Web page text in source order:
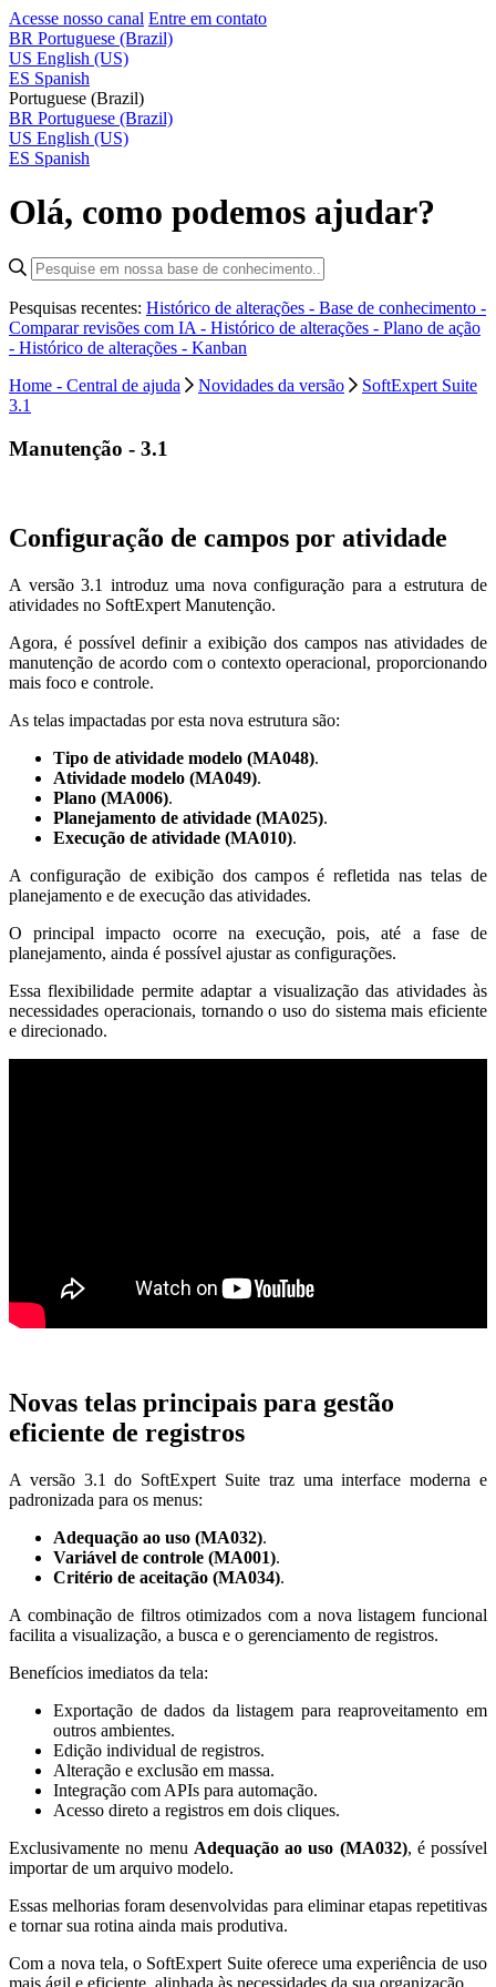
Acesse nosso canal Entre em contato
BR Portuguese (Brazil)
US English (US)
ES Spanish
Portuguese (Brazil)
BR Portuguese (Brazil)
US English (US)
ES Spanish
Olá, como podemos ajudar?
Pesquisas recentes: Histórico de alterações - Base de conhecimento -
Comparar revisões com IA - Histórico de alterações - Plano de ação
- Histórico de alterações - Kanban
Home - Central de ajuda
Novidades da versão
SoftExpert Suite
3.1
Manutenção - 3.1
Configuração de campos por atividade
A versão 3.1 introduz uma nova configuração para a estrutura de
atividades no SoftExpert Manutenção.
Agora, é possível definir a exibição dos campos nas atividades de
manutenção de acordo com o contexto operacional, proporcionando
mais foco e controle.
As telas impactadas por esta nova estrutura são:
Tipo de atividade modelo (MA048).
Atividade modelo (MA049).
Plano (MA006).
Planejamento de atividade (MA025).
Execução de atividade (MA010).
A configuração de exibição dos campos é refletida nas telas de
planejamento e de execução das atividades.
O principal impacto ocorre na execução, pois, até a fase de
planejamento, ainda é possível ajustar as configurações.
Essa flexibilidade permite adaptar a visualização das atividades às
necessidades operacionais, tornando o uso do sistema mais eficiente
e direcionado.
Novas telas principais para gestão
eficiente de registros
A versão 3.1 do SoftExpert Suite traz uma interface moderna e
padronizada para os menus:
Adequação ao uso (MA032).
Variável de controle (MA001).
Critério de aceitação (MA034).
A combinação de filtros otimizados com a nova listagem funcional
facilita a visualização, a busca e o gerenciamento de registros.
Benefícios imediatos da tela:
Exportação de dados da listagem para reaproveitamento em
outros ambientes.
Edição individual de registros.
Alteração e exclusão em massa.
Integração com APIs para automação.
Acesso direto a registros em dois cliques.
Exclusivamente no menu Adequação ao uso (MA032), é possível
importar de um arquivo modelo.
Essas melhorias foram desenvolvidas para eliminar etapas repetitivas
e tornar sua rotina ainda mais produtiva.
Com a nova tela, o SoftExpert Suite oferece uma experiência de uso
mais ágil e eficiente, alinhada às necessidades da sua organização.